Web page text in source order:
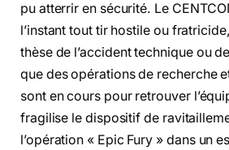
pu atterrir en sécurité. Le
l’instant tout tir hostile ou
thèse de l’accident technique ou
que des opérations de recherche
sont en cours pour retrouver
fragilise le dispositif de
l’opération « Epic Fury » dans un